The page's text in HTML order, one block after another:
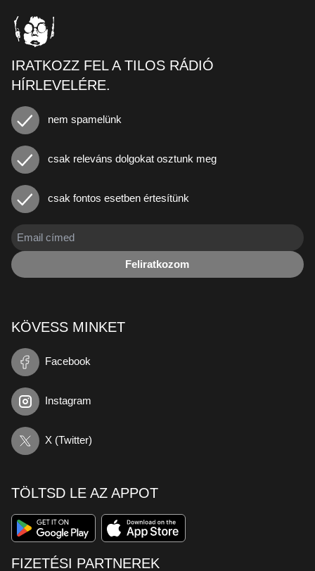
IRATKOZZ FEL A TILOS RÁDIÓ
HÍRLEVELÉRE.
nem spamelünk
csak releváns dolgokat osztunk meg
csak fontos esetben értesítünk
Feliratkozom
KÖVESS MINKET
Facebook
Instagram
X (Twitter)
TÖLTSD LE AZ APPOT
FIZETÉSI PARTNEREK